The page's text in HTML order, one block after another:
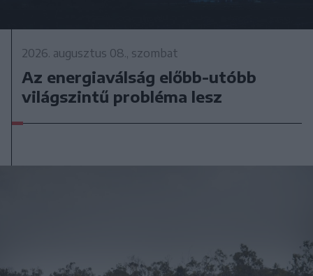
2026. augusztus 08., szombat
Az energiaválság előbb-utóbb
világszintű probléma lesz